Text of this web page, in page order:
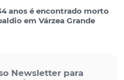
anos é encontrado morto
em Várzea Grande
Newsletter para